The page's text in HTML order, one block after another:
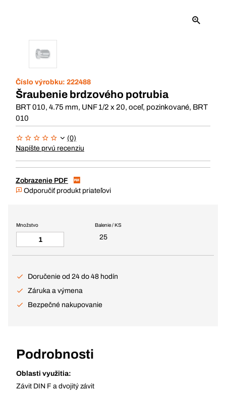
Číslo výrobku: 222488
Šraubenie brdzového potrubia
BRT 010, 4.75 mm, UNF 1/2 x 20, oceľ, pozinkované, BRT
010
(0)
Napíšte prvú recenziu
Zobrazenie PDF
Odporučiť produkt priateľovi
Balenie / KS
25
Množstvo
Doručenie od 24 do 48 hodín
Záruka a výmena
Bezpečné nakupovanie
Podrobnosti
Oblasti využitia:
Závit DIN F a dvojitý závit